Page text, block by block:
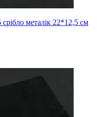
срібло металік 22*12,5 см